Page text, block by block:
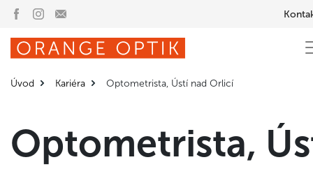
Úvod Kariéra Optometrista, Ústí nad Orlicí
Optometrista,